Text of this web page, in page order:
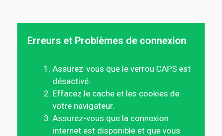
Erreurs et Problèmes de connexion
Assurez-vous que le verrou CAPS est
désactivé.
Effacez le cache et les cookies de
votre navigateur.
Assurez-vous que la connexion
internet est disponible et que vous